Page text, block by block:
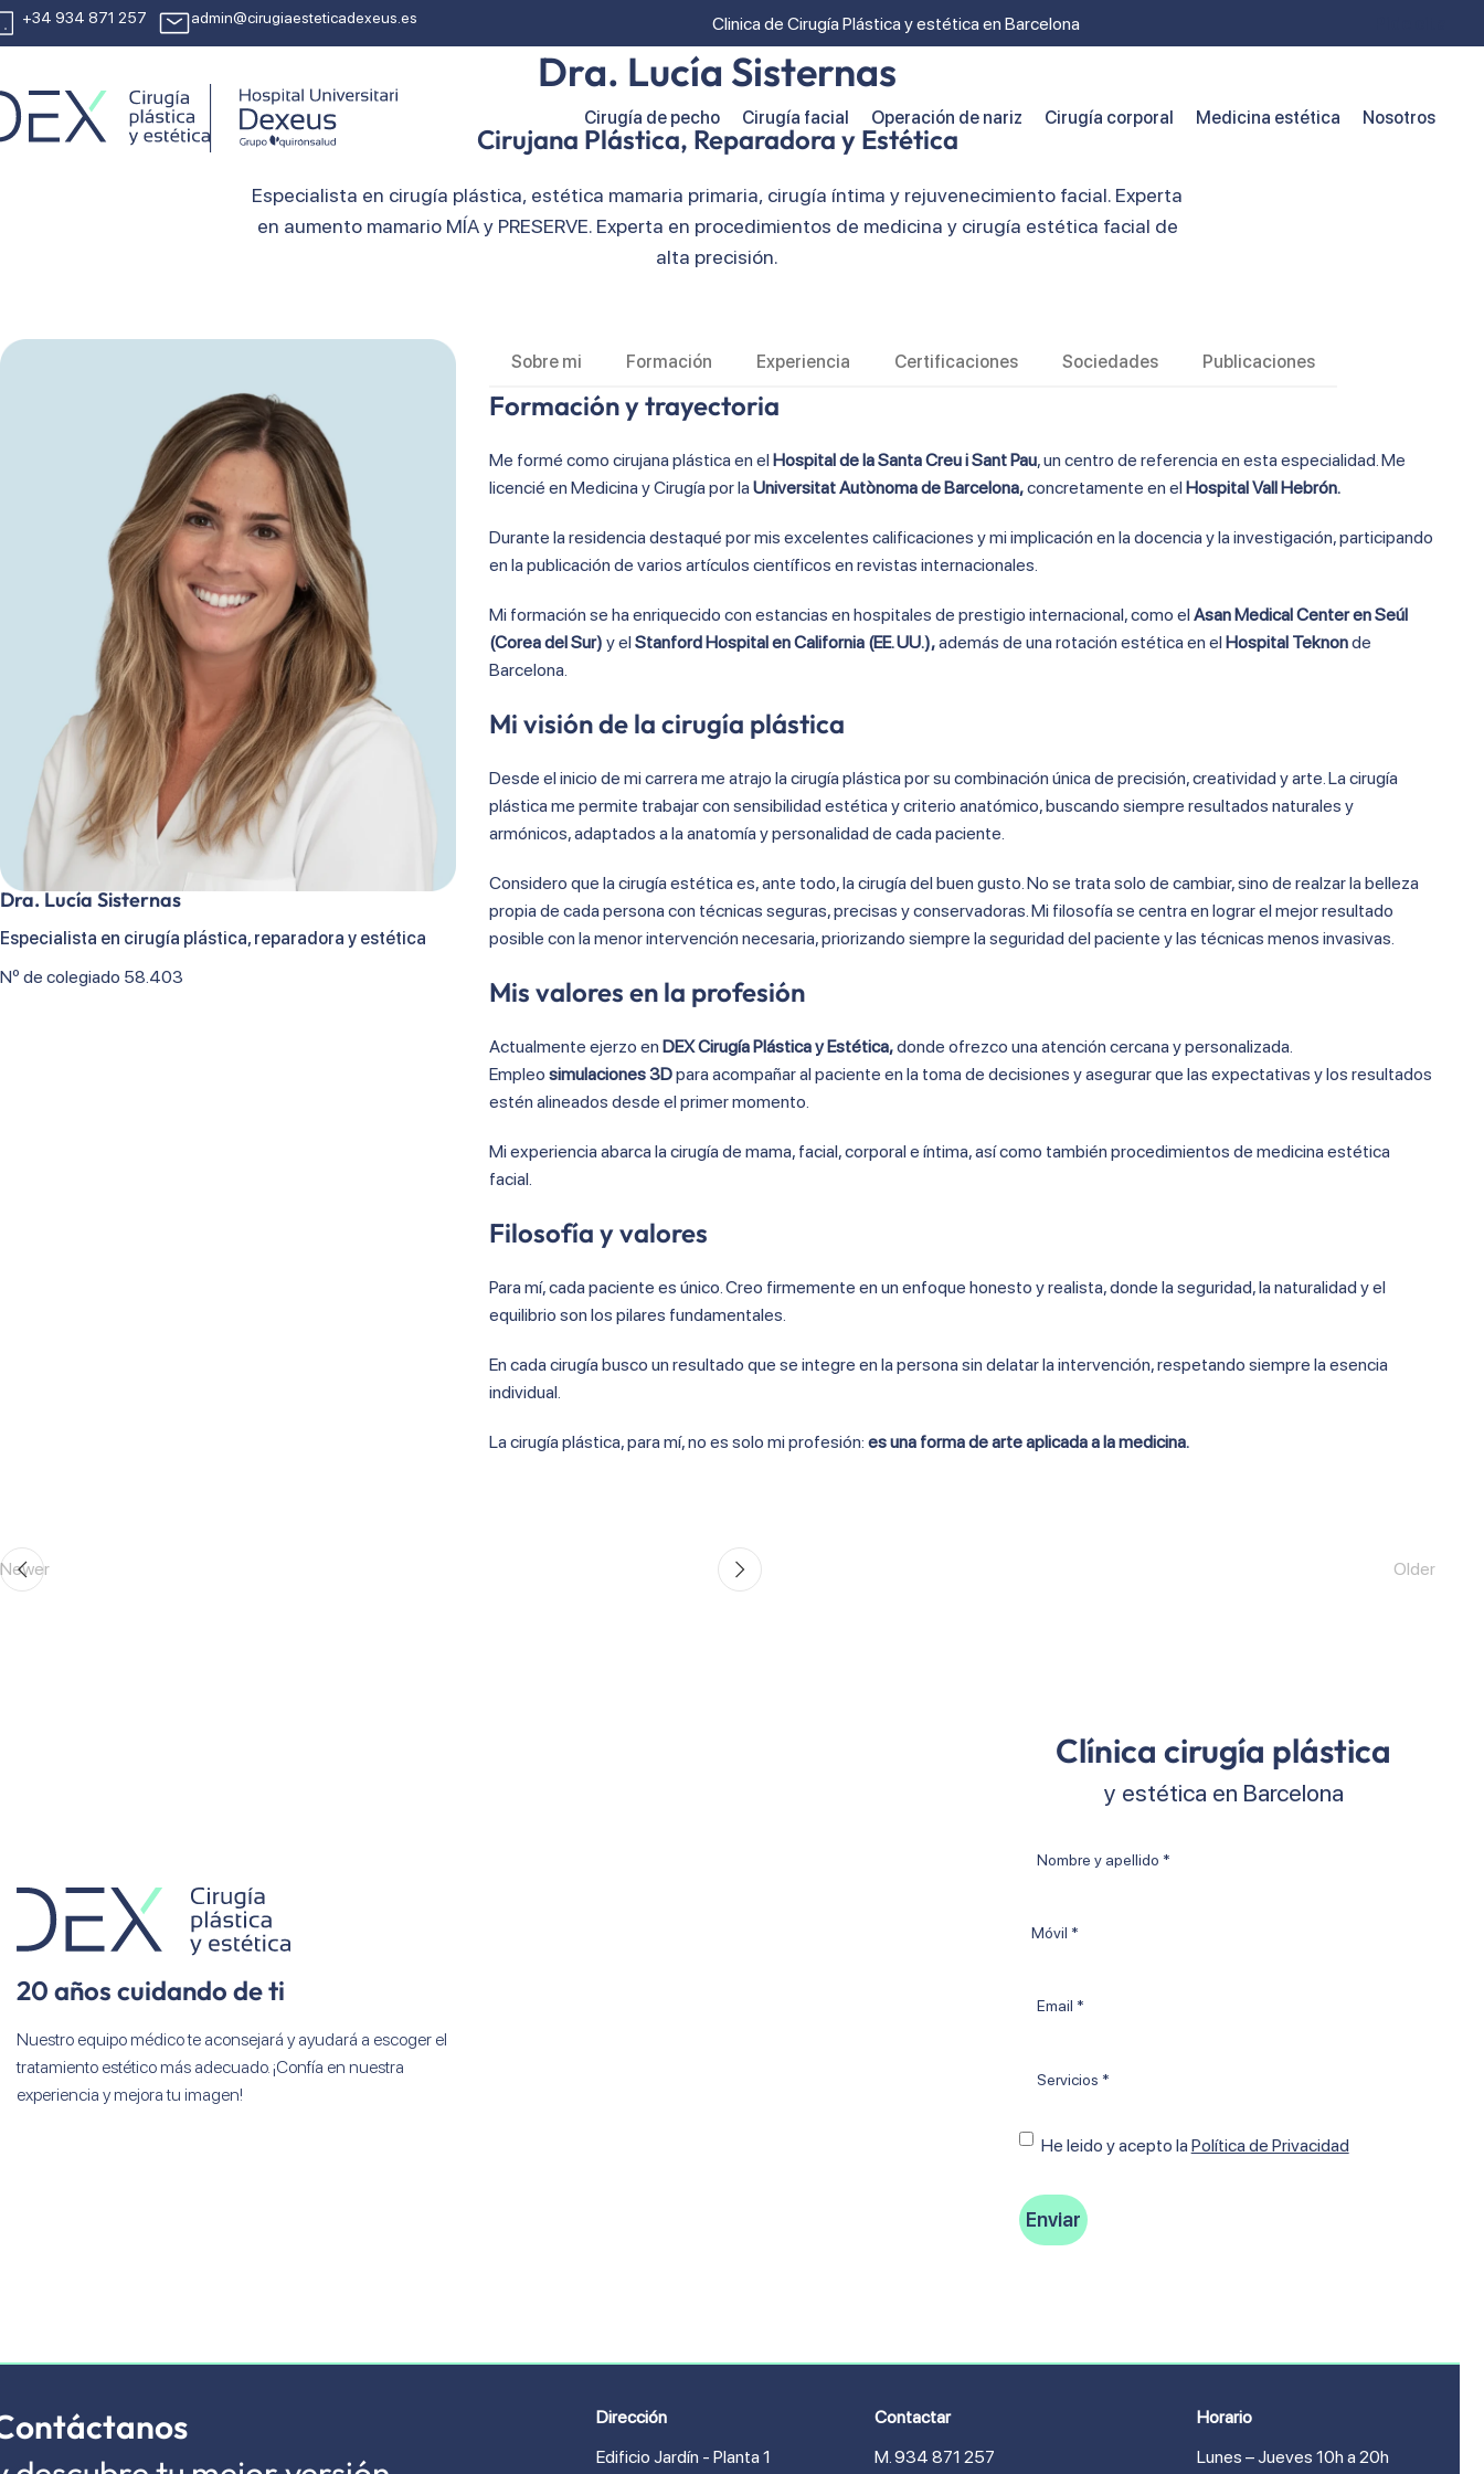
+34 934 871 257 admin@cirugiaesteticadexeus.es Clinica de Cirugía Plástica y estética en Barcelona
Cirugía de pecho Cirugía facial Operación de nariz Cirugía corporal Medicina estética Nosotros
Dra. Lucía Sisternas
Cirujana Plástica, Reparadora y Estética
Especialista en cirugía plástica, estética mamaria primaria, cirugía íntima y rejuvenecimiento facial. Experta
en aumento mamario MÍA y PRESERVE. Experta en procedimientos de medicina y cirugía estética facial de
alta precisión.
Dra. Lucía Sisternas
Especialista en cirugía plástica, reparadora y estética
Nº de colegiado 58.403
Sobre mi Formación Experiencia Certificaciones Sociedades Publicaciones
Formación y trayectoria
Me formé como cirujana plástica en el Hospital de la Santa Creu i Sant Pau, un centro de referencia en esta especialidad. Me
licencié en Medicina y Cirugía por laUniversitat Autònoma de Barcelona,concretamente en el Hospital Vall Hebrón.
Durante la residencia destaqué por mis excelentes calificaciones y mi implicación en la docencia y la investigación, participando
en la publicación de varios artículos científicos en revistas internacionales.
Mi formación se ha enriquecido con estancias en hospitales de prestigio internacional, como elAsan Medical Center en Seúl
(Corea del Sur) y elStanford Hospital en California (EE. UU.),además de una rotación estética en el Hospital Teknonde
Barcelona.
Mi visión de la cirugía plástica
Desde el inicio de mi carrera me atrajo la cirugía plástica por su combinación única de precisión, creatividad y arte. La cirugía
plástica me permite trabajar con sensibilidad estética y criterio anatómico, buscando siempre resultados naturales y
armónicos, adaptados a la anatomía y personalidad de cada paciente.
Considero que la cirugía estética es, ante todo, la cirugía del buen gusto. No se trata solo de cambiar, sino de realzar la belleza
propia de cada persona con técnicas seguras, precisas y conservadoras. Mi filosofía se centra en lograr el mejor resultado
posible con la menor intervención necesaria, priorizando siempre la seguridad del paciente y las técnicas menos invasivas.
Mis valores en la profesión
Actualmente ejerzo en DEX Cirugía Plástica y Estética,donde ofrezco una atención cercana y personalizada.
Empleosimulaciones 3Dpara acompañar al paciente en la toma de decisiones y asegurar que las expectativas y los resultados
estén alineados desde el primer momento.
Mi experiencia abarca la cirugía de mama, facial, corporal e íntima, así como también procedimientos de medicina estética
facial.
Filosofía y valores
Para mí, cada paciente es único. Creo firmemente en un enfoque honesto y realista, donde la seguridad, la naturalidad y el
equilibrio son los pilares fundamentales.
En cada cirugía busco un resultado que se integre en la persona sin delatar la intervención, respetando siempre la esencia
individual.
La cirugía plástica, para mí, no es solo mi profesión:es una forma de arte aplicada a la medicina.
Newer Older
20 años cuidando de ti
Nuestro equipo médico te aconsejará y ayudará a escoger el
tratamiento estético más adecuado. ¡Confía en nuestra
experiencia y mejora tu imagen!
Clínica cirugía plástica
y estética en Barcelona
Consentimiento
He leido y acepto Ia Política de Privacidad
Dirección
Edificio Jardín - Planta 1
Contactar
M. 934 871 257
Horario
Lunes – Jueves 10h a 20h